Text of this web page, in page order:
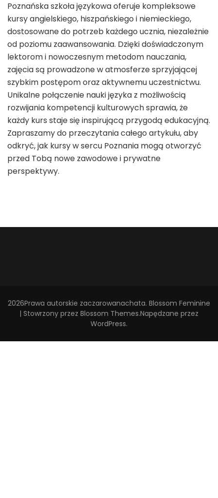
Poznańska szkoła językowa oferuje kompleksowe
kursy angielskiego, hiszpańskiego i niemieckiego,
dostosowane do potrzeb każdego ucznia, niezależnie
od poziomu zaawansowania. Dzięki doświadczonym
lektorom i nowoczesnym metodom nauczania,
zajęcia są prowadzone w atmosferze sprzyjającej
szybkim postępom oraz aktywnemu uczestnictwu.
Unikalne połączenie nauki języka z możliwością
rozwijania kompetencji kulturowych sprawia, że
każdy kurs staje się inspirującą przygodą edukacyjną.
Zapraszamy do przeczytania całego artykułu, aby
odkryć, jak kursy w sercu Poznania mogą otworzyć
przed Tobą nowe zawodowe i prywatne
perspektywy.
2026Prawa autorskie zaczarowanachata. Blossom Feminine
| Stowrzony przez Blossom Themes.Napędzane przez
WordPress.